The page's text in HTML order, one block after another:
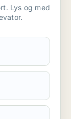
Lys og med